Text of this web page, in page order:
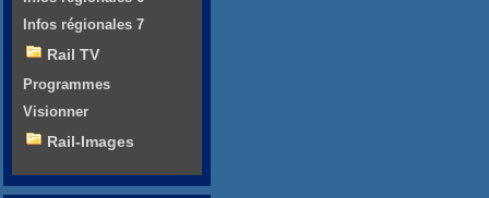
Infos régionales 7
Rail TV
Programmes
Visionner
Rail-Images